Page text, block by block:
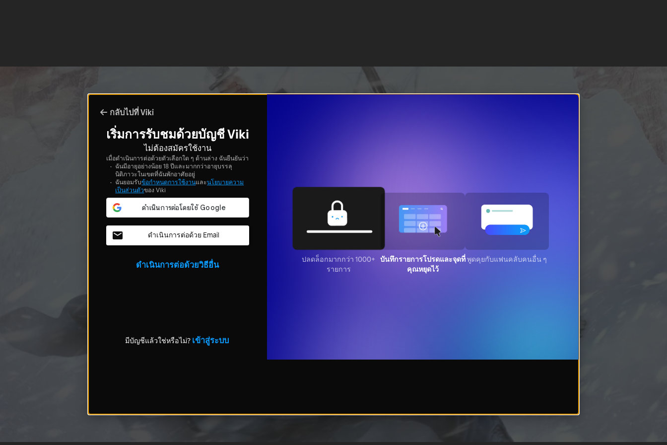
กลับไปที่ Viki
เริ่มการรับชมด้วยบัญชี Viki
ไม่ต้องสมัครใช้งาน
เมื่อดำเนินการต่อด้วยตัวเลือกใด ๆ ด้านล่าง ฉันยืนยันว่า
ฉันมีอายุอย่างน้อย 18 ปีและมากกว่าอายุบรรลุ
นิติภาวะในเขตที่ฉันพักอาศัยอยู่
ฉันยอมรับข้อกำหนดการใช้งานและนโยบายความ
เป็นส่วนตัวของ Viki
ดำเนินการต่อด้วย Email
ดำเนินการต่อด้วยวิธีอื่น
มีบัญชีแล้วใช่หรือไม่? เข้าสู่ระบบ
ปลดล็อกมากกว่า 1000+
รายการ
บันทึกรายการโปรดและจุดที่
คุณหยุดไว้
พูดคุยกับแฟนคลับคนอื่น ๆ